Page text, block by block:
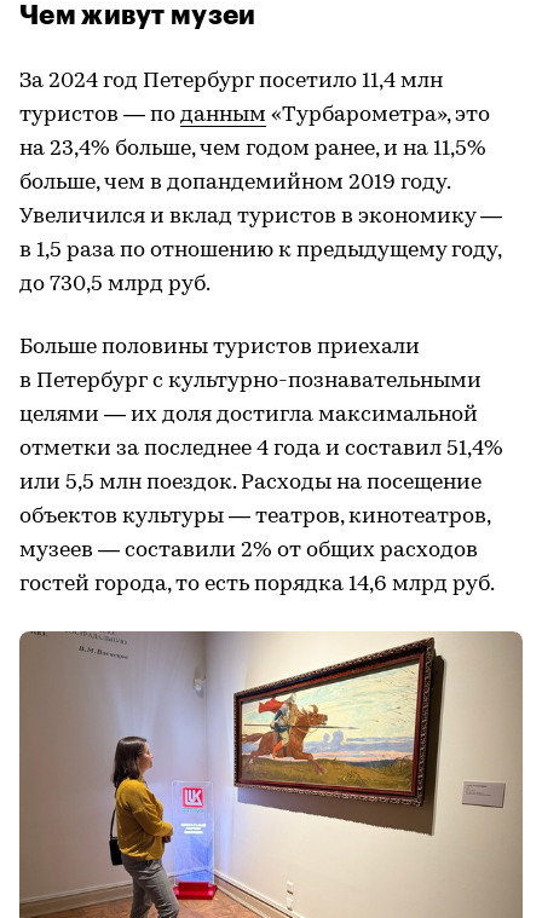
Чем живут музеи
За 2024 год Петербург посетило 11,4 млн
туристов — по данным «Турбарометра», это
на 23,4% больше, чем годом ранее, и на 11,5%
больше, чем в допандемийном 2019 году.
Увеличился и вклад туристов в экономику —
в 1,5 раза по отношению к предыдущему году,
до 730,5 млрд руб.
Больше половины туристов приехали
в Петербург с культурно-познавательными
целями — их доля достигла максимальной
отметки за последнее 4 года и составил 51,4%
или 5,5 млн поездок. Расходы на посещение
объектов культуры — театров, кинотеатров,
музеев — составили 2% от общих расходов
гостей города, то есть порядка 14,6 млрд руб.